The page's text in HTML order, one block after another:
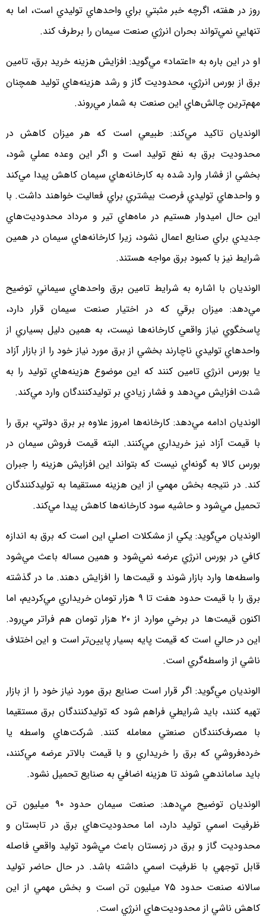
روز در هفته، اگرچه خبر مثبتي براي واحدهاي توليدي است، اما به
تنهايي نمي‌تواند بحران انرژي صنعت سيمان را برطرف كند.
او در اين باره به «اعتماد» مي‌گويد: افزايش هزينه خريد برق، تامين
برق از بورس انرژي، محدوديت گاز و رشد هزينه‌هاي توليد همچنان
مهم‌ترين چالش‌هاي اين صنعت به شمار مي‌روند.
الونديان تاكيد مي‌كند: طبيعي است كه هر ميزان كاهش در
محدوديت برق به نفع توليد است و اگر اين وعده عملي شود،
بخشي از فشار وارد شده به كارخانه‌هاي سيمان كاهش پيدا مي‌كند
و واحدهاي توليدي فرصت بيشتري براي فعاليت خواهند داشت. با
اين حال اميدوار هستيم در ماه‌هاي تير و مرداد محدوديت‌هاي
جديدي براي صنايع اعمال نشود، زيرا كارخانه‌هاي سيمان در همين
شرايط نيز با كمبود برق مواجه هستند.
الونديان با اشاره به شرايط تامين برق واحدهاي سيماني توضيح
مي‌دهد: ميزان برقي كه در اختيار صنعت سيمان قرار دارد،
پاسخگوي نياز واقعي كارخانه‌ها نيست، به همين دليل بسياري از
واحدهاي توليدي ناچارند بخشي از برق مورد نياز خود را از بازار آزاد
يا بورس انرژي تامين كنند كه اين موضوع هزينه‌هاي توليد را به‌
شدت افزايش مي‌دهد و فشار زيادي بر توليدكنندگان وارد مي‌كند.
الونديان ادامه مي‌دهد: كارخانه‌ها امروز علاوه بر برق دولتي، برق را
با قيمت آزاد نيز خريداري مي‌كنند. البته قيمت فروش سيمان در
بورس كالا به گونه‌اي نيست كه بتواند اين افزايش هزينه را جبران
كند. در نتيجه بخش مهمي از اين هزينه مستقيما به توليدكنندگان
تحميل مي‌شود و حاشيه سود كارخانه‌ها كاهش پيدا مي‌كند.
الونديان مي‌گويد: يكي از مشكلات اصلي اين است كه برق به اندازه
كافي در بورس انرژي عرضه نمي‌شود و همين مساله باعث مي‌شود
واسطه‌ها وارد بازار شوند و قيمت‌ها را افزايش دهند. ما در گذشته
برق را با قيمت حدود هفت تا ۹ هزار تومان خريداري مي‌كرديم، اما
اكنون قيمت‌ها در برخي موارد از ۲۰ هزار تومان هم فراتر مي‌رود.
اين در حالي است كه قيمت پايه بسيار پايين‌تر است و اين اختلاف
ناشي از واسطه‌گري است.
الونديان مي‌گويد: اگر قرار است صنايع برق مورد نياز خود را از بازار
تهيه كنند، بايد شرايطي فراهم شود كه توليدكنندگان برق مستقيما
با مصرف‌كنندگان صنعتي معامله كنند. شركت‌هاي واسطه يا
خرده‌فروشي كه برق را خريداري و با قيمت بالاتر عرضه مي‌كنند،
بايد ساماندهي شوند تا هزينه اضافي به صنايع تحميل نشود.
الونديان توضيح مي‌دهد: صنعت سيمان حدود ۹۰ ميليون تن
ظرفيت اسمي توليد دارد، اما محدوديت‌هاي برق در تابستان و
محدوديت گاز و برق در زمستان باعث مي‌شود توليد واقعي فاصله
قابل توجهي با ظرفيت اسمي داشته باشد. در حال حاضر توليد
سالانه صنعت حدود ۷۵ ميليون تن است و بخش مهمي از اين
كاهش ناشي از محدوديت‌هاي انرژي است.